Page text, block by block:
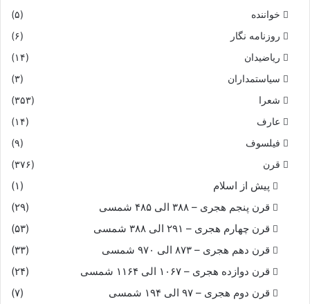
خواننده
(۵)
روزنامه نگار
(۶)
ریاضیدان
(۱۴)
سیاستمداران
(۳)
شعرا
(۳۵۳)
عارف
(۱۴)
فیلسوف
(۹)
قرن
(۳۷۶)
پیش از اسلام
(۱)
قرن پنجم هجری – ۳۸۸ الی ۴۸۵ شمسی
(۲۹)
قرن چهارم هجری – ۲۹۱ الی ۳۸۸ شمسی
(۵۳)
قرن دهم هجری – ۸۷۳ الی ۹۷۰ شمسی
(۳۳)
قرن دوازده هجری – ۱۰۶۷ الی ۱۱۶۴ شمسی
(۲۴)
قرن دوم هجری – ۹۷ الی ۱۹۴ شمسی
(۷)